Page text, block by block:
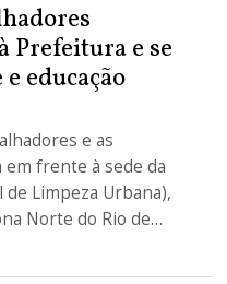
Prefeitura e se
educação
e as
frente à sede da
Limpeza Urbana),
Norte do Rio de…